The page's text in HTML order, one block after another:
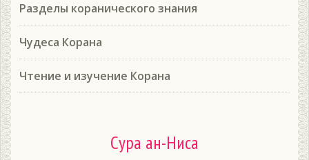
Разделы коранического знания
Чудеса Корана
Чтение и изучение Корана
Сура ан-Ниса